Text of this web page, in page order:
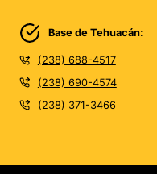
Base de Tehuacán:
(238) 688-4517
(238) 690-4574
(238) 371-3466